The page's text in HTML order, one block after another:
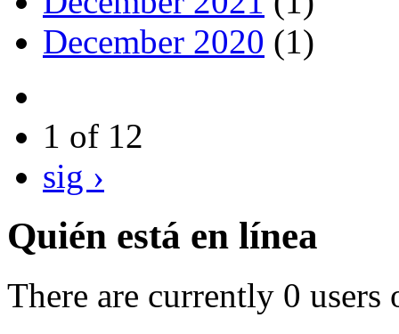
December 2020 (1)
1 of 12
sig ›
Quién está en línea
There are currently 0 users